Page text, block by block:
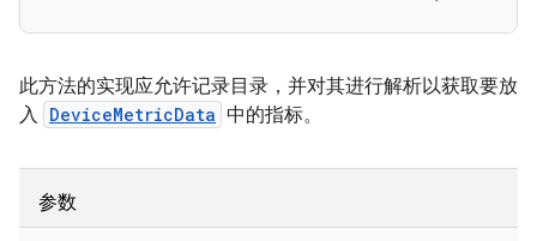
此方法的实现应允许记录目录，并对其进行解析以获取要放
入 DeviceMetricData 中的指标。
参数